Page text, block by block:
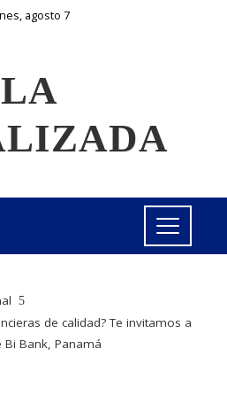
agosto 7
LA
de calidad? Te invitamos a
Bank, Panamá